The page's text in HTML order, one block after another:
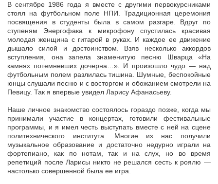
В сентябре 1986 года я вместе с другими первокурсниками
стоял на футбольном поле НПИ. Традиционная церемония
посвящения в студенты была в самом разгаре. Вдруг по
ступеням Энергофака к микрофону спустилась красивая
молодая женщина с гитарой в руках. И каждое ее движение
дышало силой и достоинством. Взяв несколько аккордов
вступления, она запела знаменитую песню Шварца «На
камнях потемневших дочерна…». И произошло чудо — над
футбольным полем разлилась тишина. Шумные, беспокойные
юнцы слушали песню и с восторгом и обожанием смотрели на
Певицу. Так я впервые увидел Ларису Афанасьеву.
Наше личное знакомство состоялось гораздо позже, когда мы
принимали участие в концертах, готовили фестивальные
программы, и я имел честь выступать вместе с ней на сцене
политехнического института. Многие из нас получили
музыкальное образование и достаточно недурно играли на
фортепиано, как по нотам, так и на слух, но во время
репетиций после Ларисы никто не решался сесть к роялю —
настолько совершенной была ее игра.